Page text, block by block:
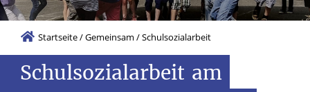
Startseite/Gemeinsam /Schulsozialarbeit
Schulsozialarbeit am